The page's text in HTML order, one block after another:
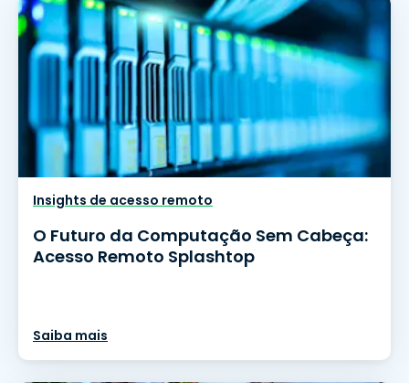
Insights de acesso remoto
O Futuro da Computação Sem Cabeça:
Acesso Remoto Splashtop
Saiba mais